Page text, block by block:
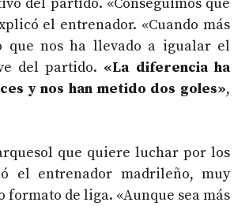
el entrenador. «Cuando más
que nos ha llevado a igualar el
del partido. «La diferencia ha
y nos han metido dos goles»,
que quiere luchar por los
el entrenador madrileño, muy
de liga. «Aunque sea más